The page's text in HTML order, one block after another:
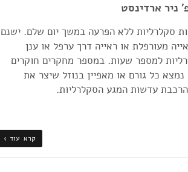
ניר ארדינסט
סקלרליות ללא הפרעה במשך יום שלם. ישנם
מעורפלת או ראייה דרך ערפל או ענן
למספר שעות. במספר מחקרים חוקרים
כל גורם או מאפיין בנוזל שיצר את
הרכבת עדשות המגע הסקלרליות.
קרא עוד ›